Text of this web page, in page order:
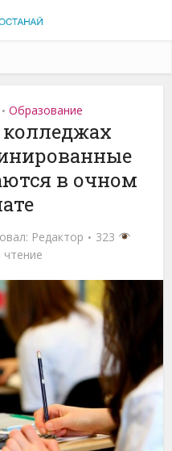
• Образование
в очном
Редактор
323
чтение